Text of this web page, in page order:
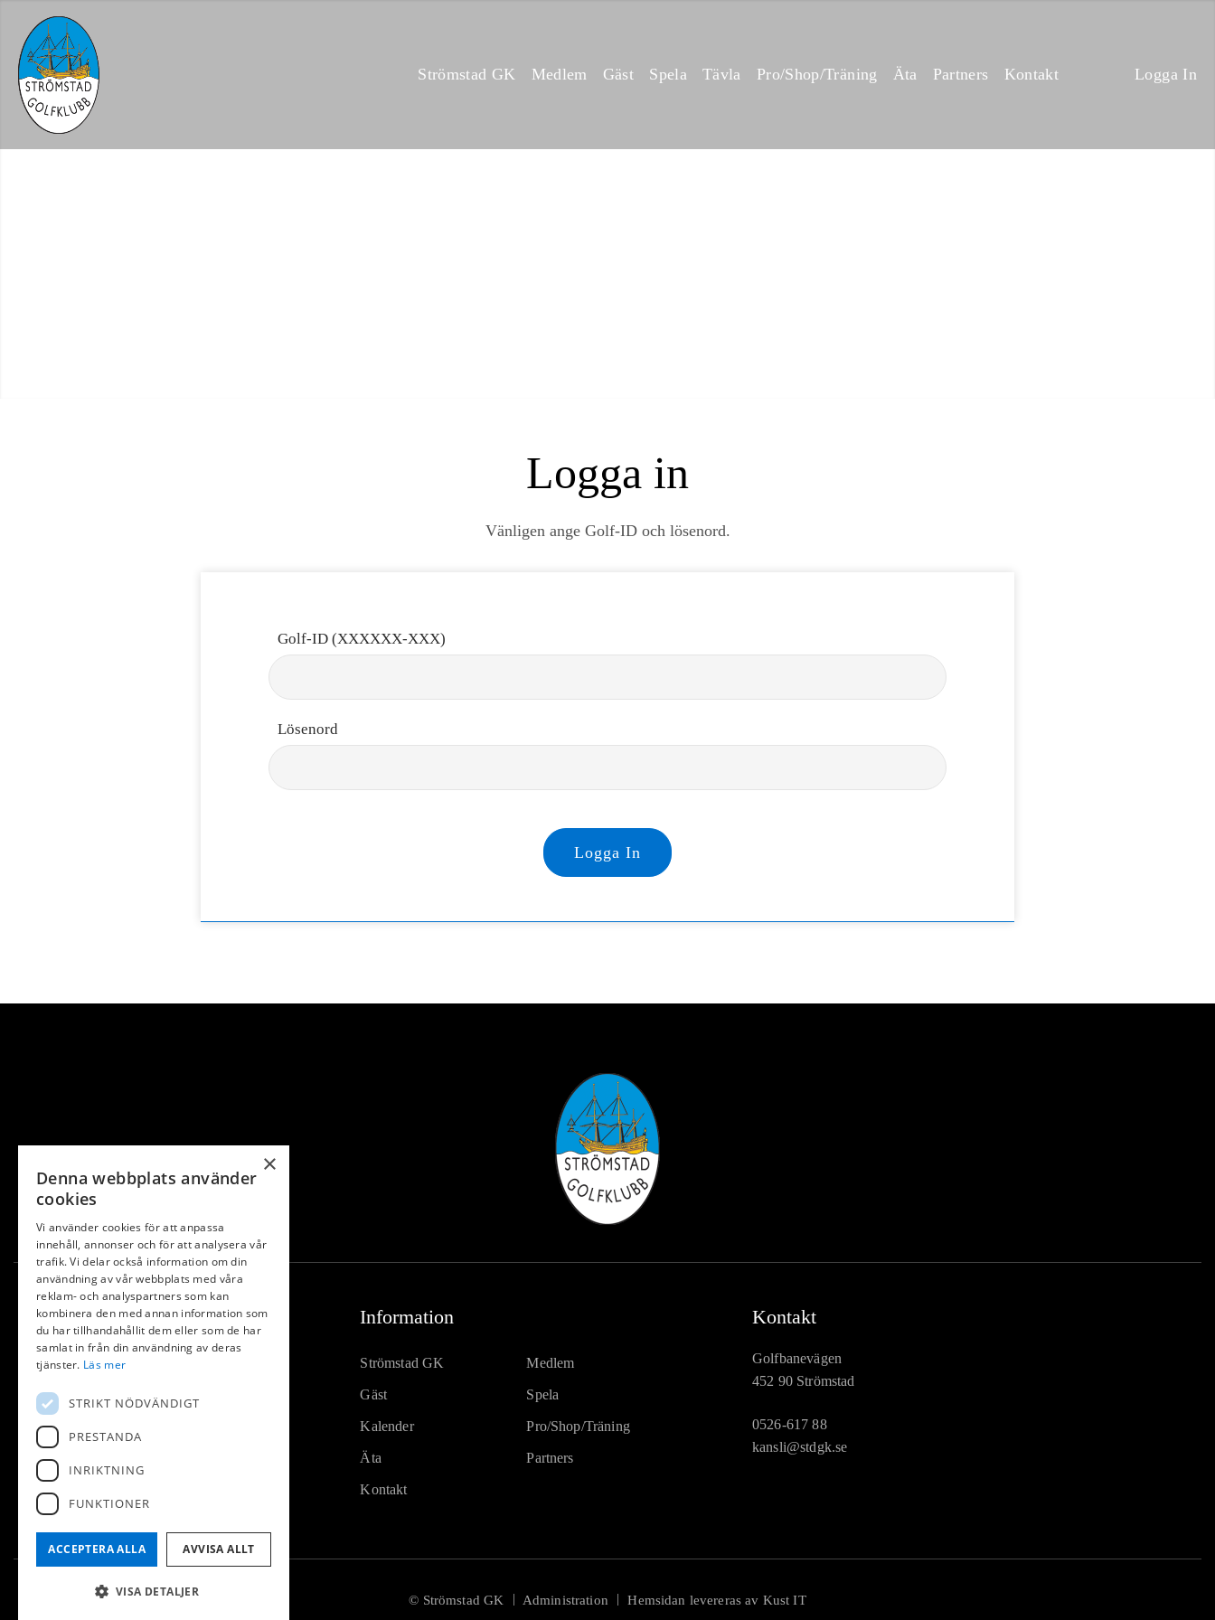
Strömstad GK Medlem Gäst Spela Tävla Pro/Shop/Träning Äta Partners Kontakt Logga In
Logga in
Vänligen ange Golf-ID och lösenord.
Golf-ID (XXXXXX-XXX)
Lösenord
Logga In
Information
Strömstad GK Medlem
Gäst Spela
Kalender Pro/Shop/Träning
Äta Partners
Kontakt
Kontakt
Golfbanevägen
452 90 Strömstad
0526-617 88
kansli@stdgk.se
© Strömstad GK | Administration | Hemsidan levereras av Kust IT
×
Denna webbplats använder
cookies
Vi använder cookies för att anpassa
innehåll, annonser och för att analysera vår
trafik. Vi delar också information om din
användning av vår webbplats med våra
reklam- och analyspartners som kan
kombinera den med annan information som
du har tillhandahållit dem eller som de har
samlat in från din användning av deras
tjänster. Läs mer
STRIKT NÖDVÄNDIGT
PRESTANDA
INRIKTNING
FUNKTIONER
ACCEPTERA ALLA AVVISA ALLT
VISA DETALJER